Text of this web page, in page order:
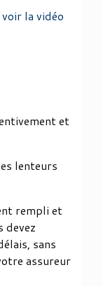
voir la vidéo
et
lenteurs
rempli et
devez
sans
assureur